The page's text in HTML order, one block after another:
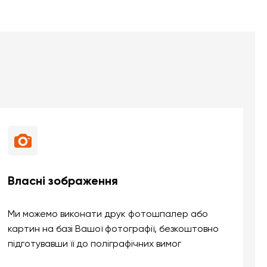
Власні зображення
Ми можемо виконати друк фотошпалер або
картин на базі Вашої фотографії, безкоштовно
підготувавши її до поліграфічних вимог